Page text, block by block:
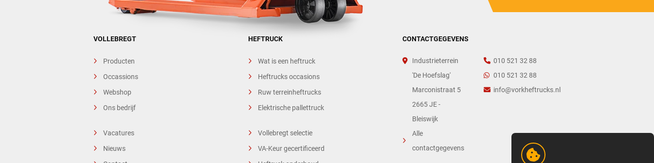
VOLLEBREGT
Producten
Occassions
Webshop
Ons bedrijf
Vacatures
Nieuws
HEFTRUCK
Wat is een heftruck
Heftrucks occasions
Ruw terreinheftrucks
Elektrische pallettruck
Vollebregt selectie
VA-Keur gecertificeerd
CONTACTGEGEVENS
Industrieterrein
'De Hoefslag'
Marconistraat 5
2665 JE -
Bleiswijk
Alle
contactgegevens
010 521 32 88
010 521 32 88
info@vorkheftrucks.nl